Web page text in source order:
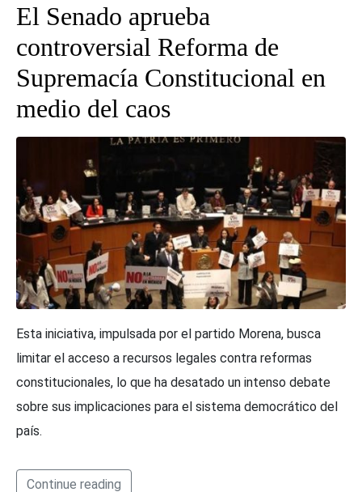
El Senado aprueba
controversial Reforma de
Supremacía Constitucional en
medio del caos
Esta iniciativa, impulsada por el partido Morena, busca
limitar el acceso a recursos legales contra reformas
constitucionales, lo que ha desatado un intenso debate
sobre sus implicaciones para el sistema democrático del
país.
Continue reading